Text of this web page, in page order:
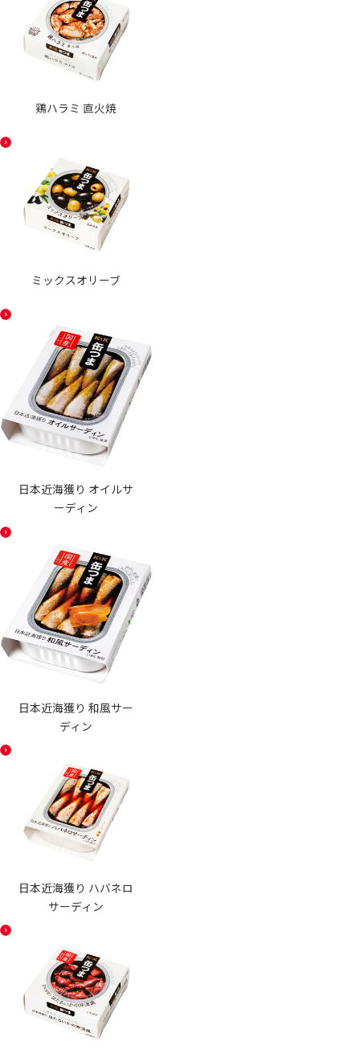
鶏ハラミ 直火焼
ミックスオリーブ
日本近海獲り オイルサ
ーディン
日本近海獲り 和風サー
ディン
日本近海獲り ハバネロ
サーディン